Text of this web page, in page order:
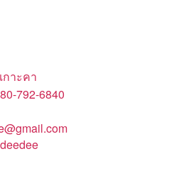
กาะคา
792-6840